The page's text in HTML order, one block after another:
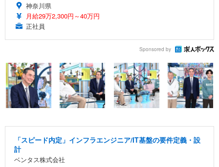
神奈川県
月給29万2,300円～40万円
正社員
Sponsored by
「スピード内定」インフラエンジニア/IT基盤の要件定義・設
計
ベンタス株式会社